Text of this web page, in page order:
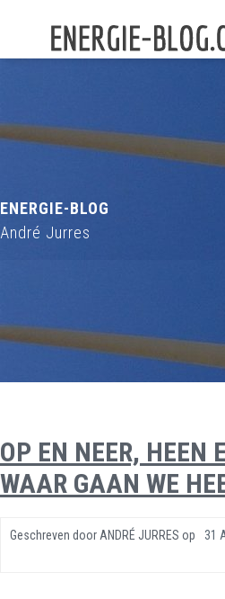
ENERGIE-BLOG
André Jurres
OP EN NEER, HEEN
WAAR GAAN WE
Geschreven door ANDRÉ JURRES op 31